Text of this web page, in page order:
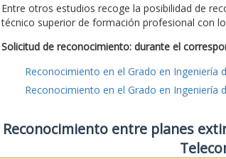
Entre otros estudios recoge la posibilidad de
técnico superior de formación profesional con
Solicitud de reconocimiento: durante el
Reconocimiento en el Grado en Ingeniería
Reconocimiento en el Grado en Ingeniería
Reconocimiento entre planes